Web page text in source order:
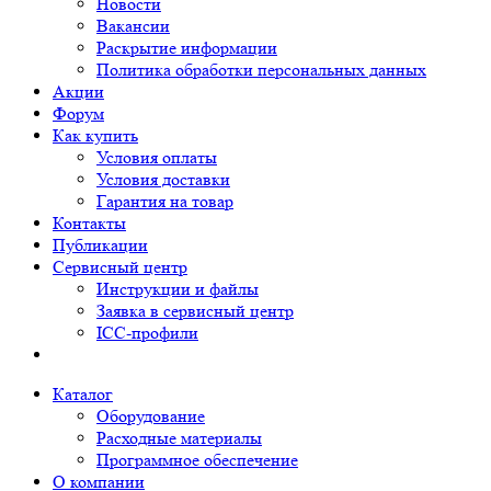
Вакансии
Раскрытие информации
Политика обработки персональных данных
Акции
Форум
Как купить
Условия оплаты
Условия доставки
Гарантия на товар
Контакты
Публикации
Сервисный центр
Инструкции и файлы
Заявка в сервисный центр
ICC-профили
Каталог
Оборудование
Расходные материалы
Программное обеспечение
О компании